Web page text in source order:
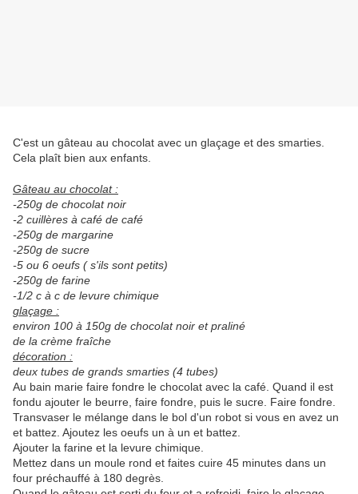
C'est un gâteau au chocolat avec un glaçage et des smarties.
Cela plaît bien aux enfants.
Gâteau au chocolat :
-250g de chocolat noir
-2 cuillères à café de café
-250g de margarine
-250g de sucre
-5 ou 6 oeufs ( s'ils sont petits)
-250g de farine
-1/2 c à c de levure chimique
glaçage :
environ 100 à 150g de chocolat noir et praliné
de la crème fraîche
décoration :
deux tubes de grands smarties (4 tubes)
Au bain marie faire fondre le chocolat avec la café. Quand il est
fondu ajouter le beurre, faire fondre, puis le sucre. Faire fondre.
Transvaser le mélange dans le bol d'un robot si vous en avez un
et battez. Ajoutez les oeufs un à un et battez.
Ajouter la farine et la levure chimique.
Mettez dans un moule rond et faites cuire 45 minutes dans un
four préchauffé à 180 degrès.